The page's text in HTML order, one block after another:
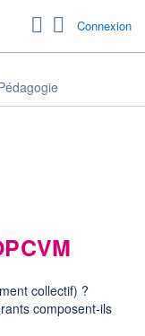
Connexion
collectif) ?
composent-ils